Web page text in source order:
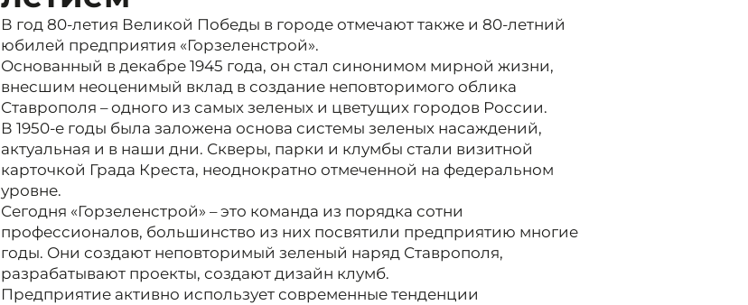
В год 80-летия Великой Победы в городе отмечают также и 80-летний
юбилей предприятия «Горзеленстрой».
Основанный в декабре 1945 года, он стал синонимом мирной жизни,
внесшим неоценимый вклад в создание неповторимого облика
Ставрополя – одного из самых зеленых и цветущих городов России.
В 1950-е годы была заложена основа системы зеленых насаждений,
актуальная и в наши дни. Скверы, парки и клумбы стали визитной
карточкой Града Креста, неоднократно отмеченной на федеральном
уровне.
Сегодня «Горзеленстрой» – это команда из порядка сотни
профессионалов, большинство из них посвятили предприятию многие
годы. Они создают неповторимый зеленый наряд Ставрополя,
разрабатывают проекты, создают дизайн клумб.
Предприятие активно использует современные тенденции